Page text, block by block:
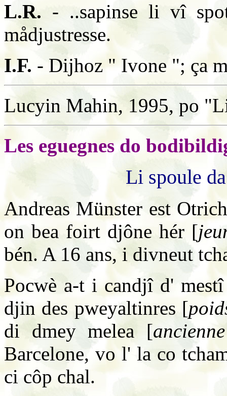
L.R. - ..sapinse li vî
mådjustresse.
I.F. - Dijhoz " Ivone "; ça
Lucyin Mahin, 1995, po
Les eguegnes do
Li spoule
Andreas Münster est
on bea foirt djône hér [
bén. A 16 ans, i divneut
Pocwè a-t i candjî d'
djin des pweyaltinres [
di dmey melea [
Barcelone, vo l' la co
ci côp chal.